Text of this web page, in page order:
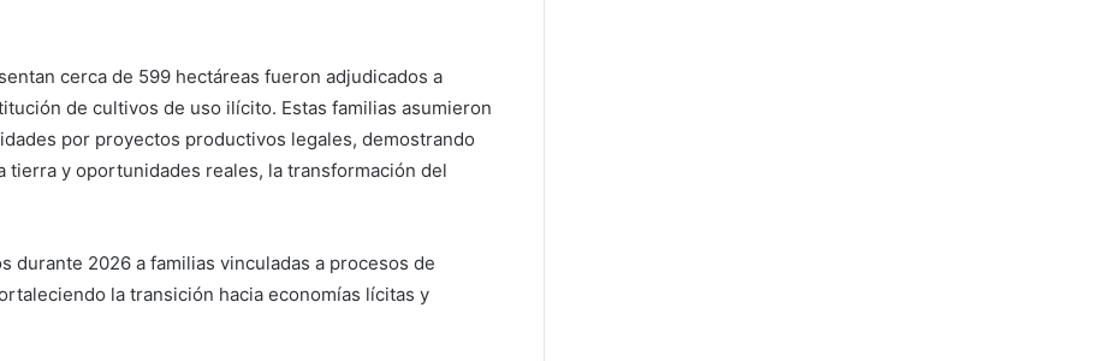
cerca de 599 hectáreas fueron adjudicados a
de cultivos de uso ilícito. Estas familias asumieron
por proyectos productivos legales, demostrando
tierra y oportunidades reales, la transformación del
durante 2026 a familias vinculadas a procesos de
la transición hacia economías lícitas y